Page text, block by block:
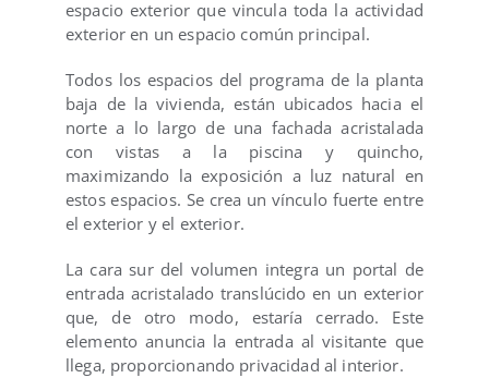
espacio exterior que vincula toda la actividad
exterior en un espacio común principal.
Todos los espacios del programa de la planta
baja de la vivienda, están ubicados hacia el
norte a lo largo de una fachada acristalada
con vistas a la piscina y quincho,
maximizando la exposición a luz natural en
estos espacios. Se crea un vínculo fuerte entre
el exterior y el exterior.
La cara sur del volumen integra un portal de
entrada acristalado translúcido en un exterior
que, de otro modo, estaría cerrado. Este
elemento anuncia la entrada al visitante que
llega, proporcionando privacidad al interior.